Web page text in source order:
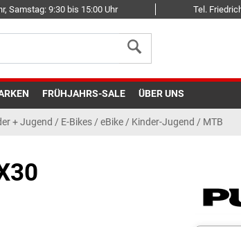
Samstag: 9:30 bis 15:00 Uhr Tel.
FRÜHJAHRS-SALE ÜBER UNS
+ Jugend / E-Bikes / eBike / Kinder-Jugend / MTB